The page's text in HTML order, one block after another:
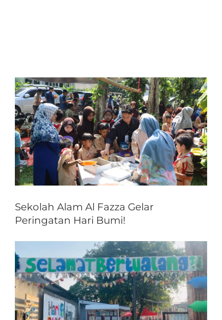
View
Larger
Image
Sekolah Alam Al Fazza Gelar
Peringatan Hari Bumi!